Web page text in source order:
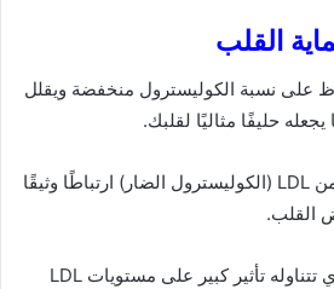
على نسبة الكوليسترول منخفضة ويقلل
حليفًا مثاليًا لقلبك.
ترتبط المستويات العالية من LDL (الكوليسترول الضار) ارتباطًا وثيقًا
القلب.
يمكن أن يكون للطعام الذي تتناوله تأثير كبير على مستويات LDL